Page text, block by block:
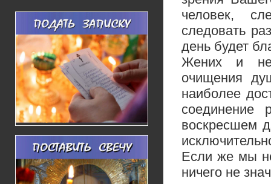
человек,
следовать
день будет
Жених и
очищения
наиболее
соединение
воскресшем
Если же мы
ничего не